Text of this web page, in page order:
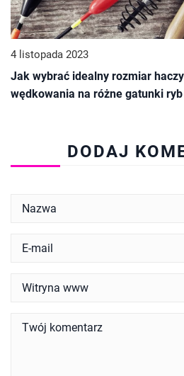
4 listopada 2023
Jak wybrać idealny rozmiar
wędkowania na różne gatunki ryb
DODAJ